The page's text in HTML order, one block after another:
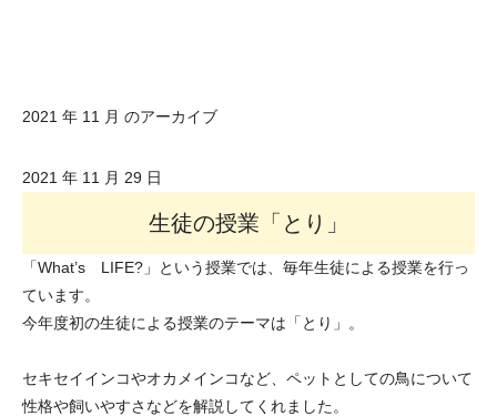
2021 年 11 月 のアーカイブ
2021 年 11 月 29 日
生徒の授業「とり」
「What’s LIFE?」という授業では、毎年生徒による授業を行っ
ています。
今年度初の生徒による授業のテーマは「とり」。
セキセイインコやオカメインコなど、ペットとしての鳥について
性格や飼いやすさなどを解説してくれました。